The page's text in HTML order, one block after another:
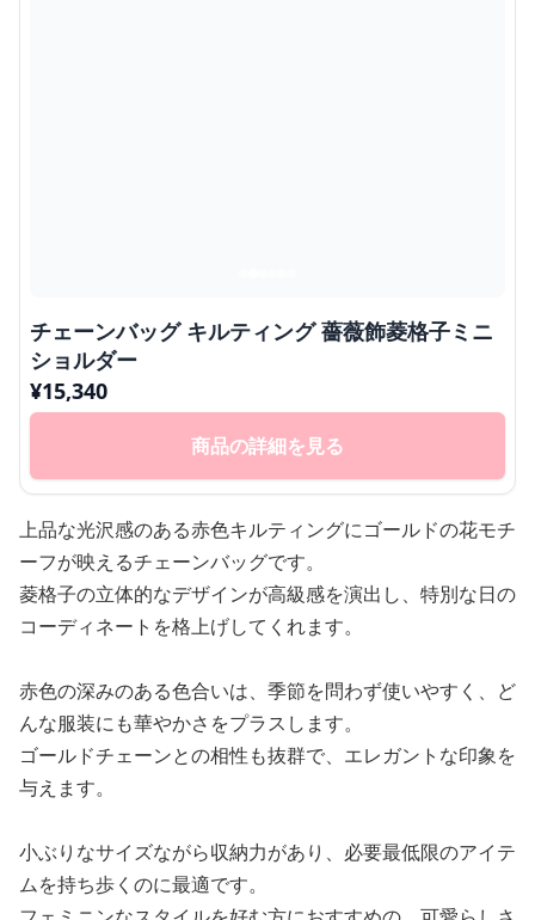
チェーンバッグ キルティング 薔薇飾菱格子ミニ
ショルダー
¥15,340
商品の詳細を見る
上品な光沢感のある赤色キルティングにゴールドの花モチ
ーフが映えるチェーンバッグです。
菱格子の立体的なデザインが高級感を演出し、特別な日の
コーディネートを格上げしてくれます。
赤色の深みのある色合いは、季節を問わず使いやすく、ど
んな服装にも華やかさをプラスします。
ゴールドチェーンとの相性も抜群で、エレガントな印象を
与えます。
小ぶりなサイズながら収納力があり、必要最低限のアイテ
ムを持ち歩くのに最適です。